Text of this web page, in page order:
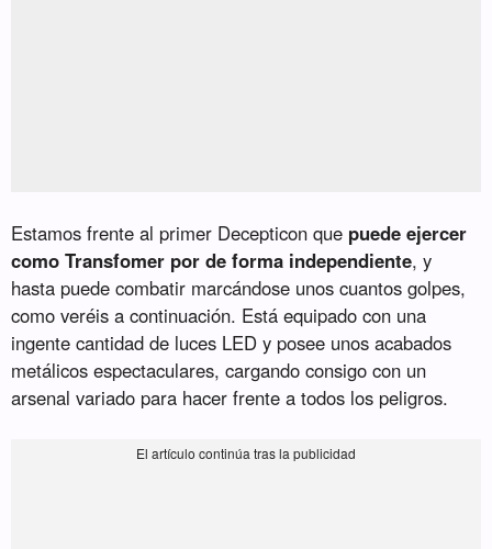
Estamos frente al primer Decepticon que puede ejercer
como Transfomer por de forma independiente, y
hasta puede combatir marcándose unos cuantos golpes,
como veréis a continuación. Está equipado con una
ingente cantidad de luces LED y posee unos acabados
metálicos espectaculares, cargando consigo con un
arsenal variado para hacer frente a todos los peligros.